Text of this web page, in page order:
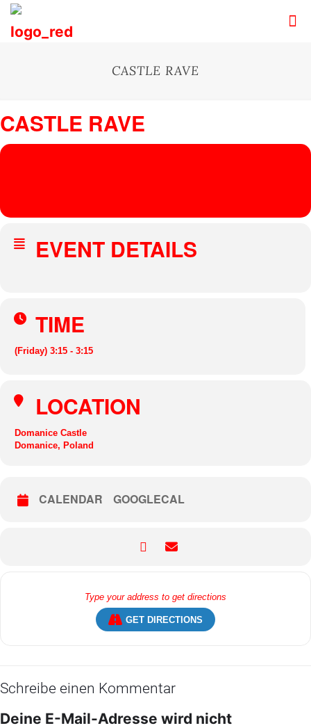
CASTLE RAVE
CASTLE RAVE
EVENT DETAILS
TIME
(Friday) 3:15 - 3:15
LOCATION
Domanice Castle
Domanice, Poland
CALENDAR GOOGLECAL
GET DIRECTIONS
Schreibe einen Kommentar
Deine E-Mail-Adresse wird nicht